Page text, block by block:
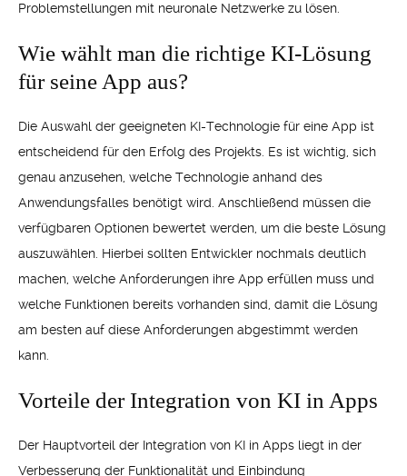
Problemstellungen mit neuronale Netzwerke zu lösen.
Wie wählt man die richtige KI-Lösung
für seine App aus?
Die Auswahl der geeigneten KI-Technologie für eine App ist
entscheidend für den Erfolg des Projekts. Es ist wichtig, sich
genau anzusehen, welche Technologie anhand des
Anwendungsfalles benötigt wird. Anschließend müssen die
verfügbaren Optionen bewertet werden, um die beste Lösung
auszuwählen. Hierbei sollten Entwickler nochmals deutlich
machen, welche Anforderungen ihre App erfüllen muss und
welche Funktionen bereits vorhanden sind, damit die Lösung
am besten auf diese Anforderungen abgestimmt werden
kann.
Vorteile der Integration von KI in Apps
Der Hauptvorteil der Integration von KI in Apps liegt in der
Verbesserung der Funktionalität und Einbindung